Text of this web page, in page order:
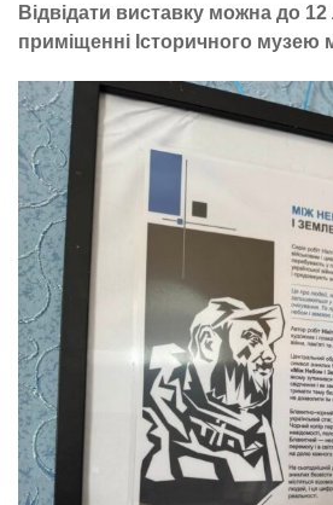
Відвідати виставку можна до
приміщенні Історичного музею